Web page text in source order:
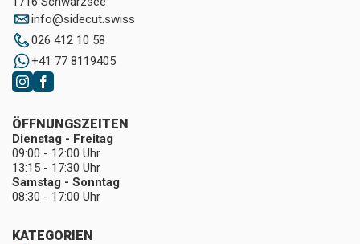
info@sidecut.swiss
026 412 10 58
+41 77 8119405
KATEGORIEN
ÖFFNUNGSZEITEN
Dienstag - Freitag
09:00 - 12:00 Uhr
13:15 - 17:30 Uhr
Samstag - Sonntag
08:30 - 17:00 Uhr